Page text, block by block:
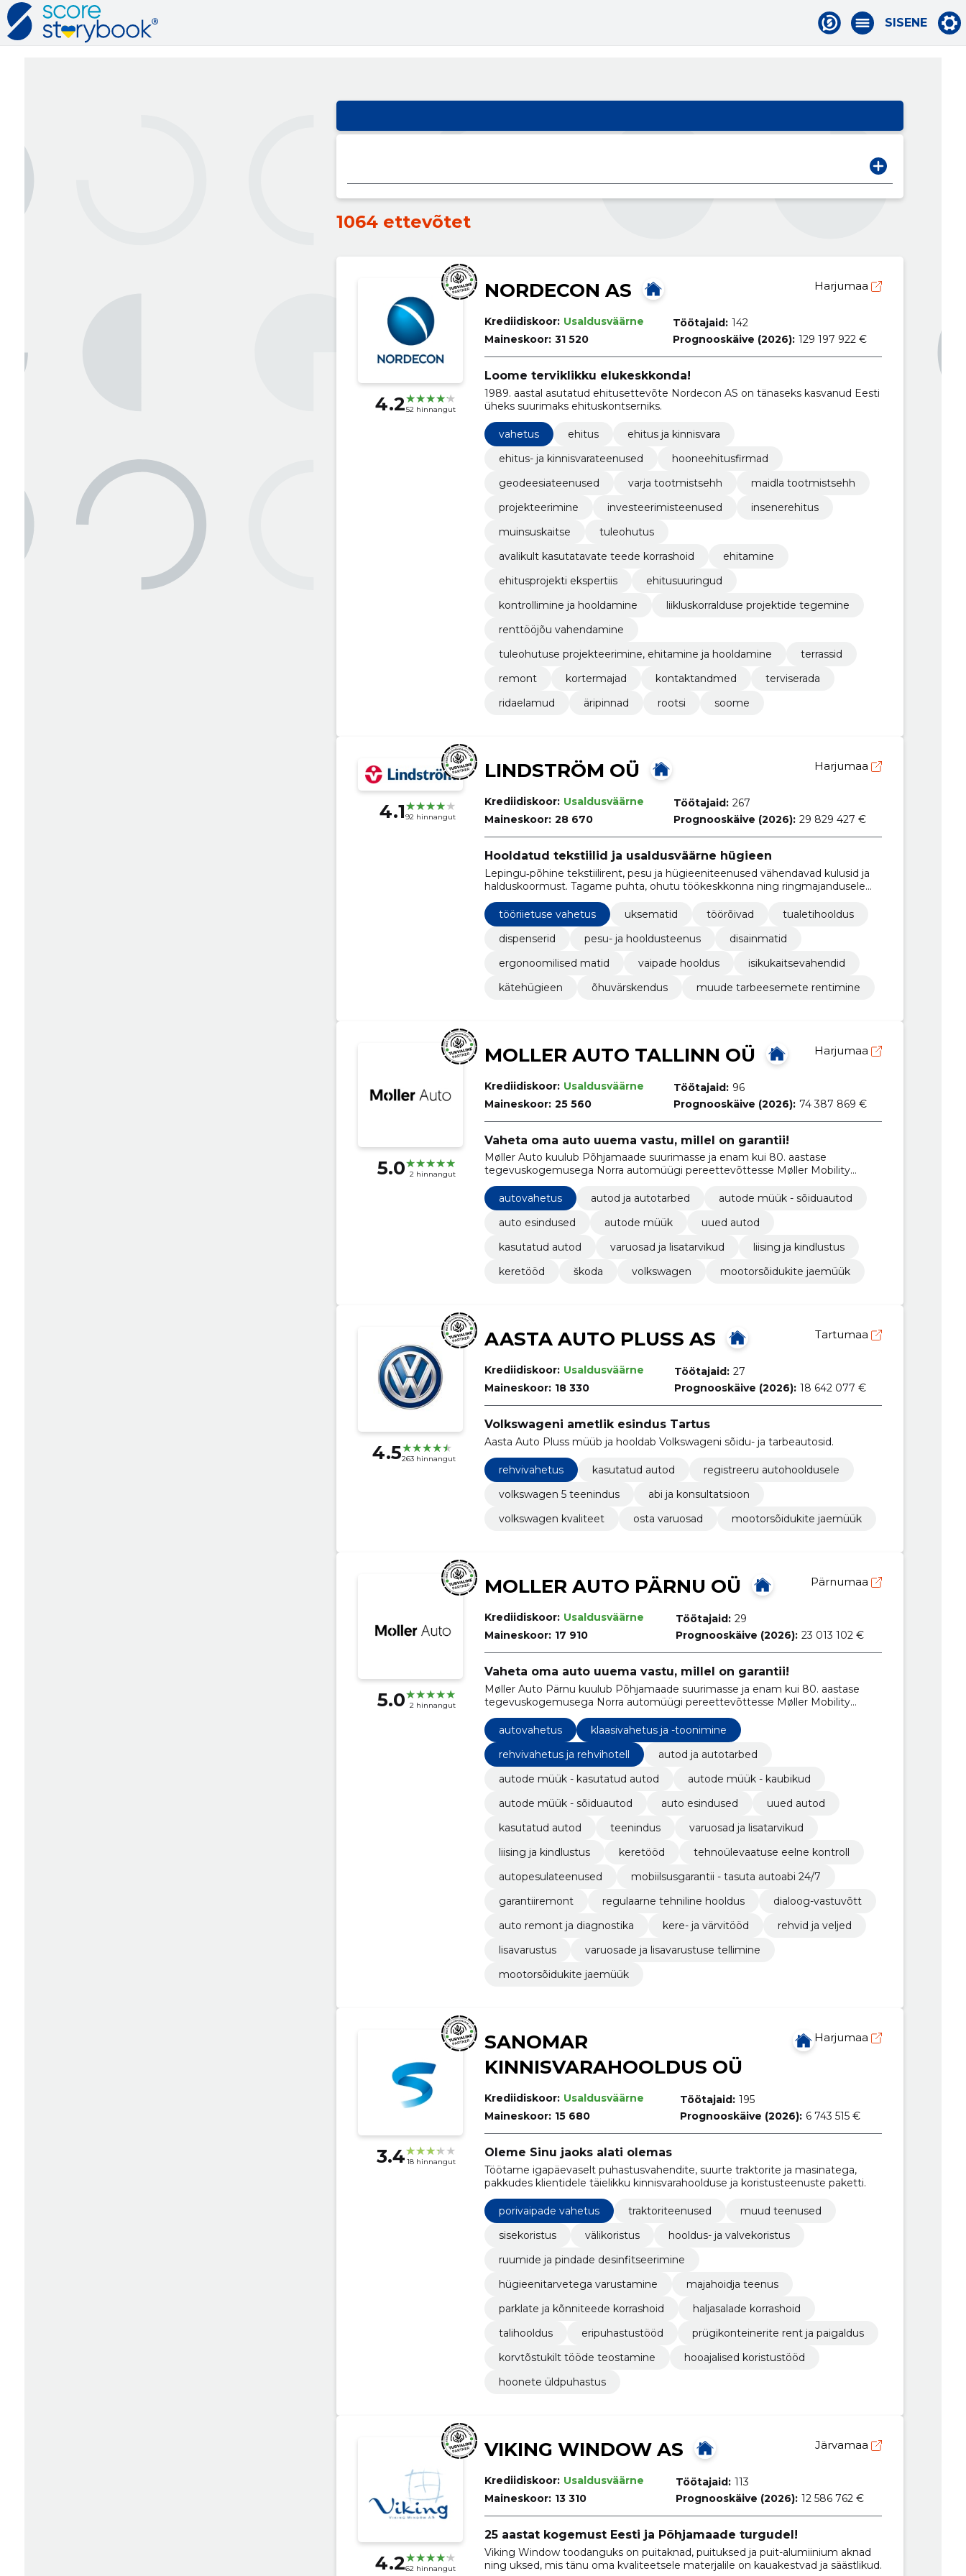
SISENE
1064 ettevõtet
4.252 hinnangut
NORDECON AS Harjumaa
Krediidiskoor: Usaldusväärne
Maineskoor: 31 520
Töötajaid: 142
Prognooskäive (2026): 129 197 922 €
Loome terviklikku elukeskkonda!
1989. aastal asutatud ehitusettevõte Nordecon AS on tänaseks kasvanud Eesti
üheks suurimaks ehituskontserniks.
vahetus ehitus
ehitus ja kinnisvara
ehitus- ja kinnisvarateenused
hooneehitusfirmad
geodeesiateenused
varja tootmistsehh
maidla tootmistsehh
projekteerimine
investeerimisteenused
insenerehitus
muinsuskaitse
tuleohutus
avalikult kasutatavate teede korrashoid
ehitamine
ehitusprojekti ekspertiis
ehitusuuringud
kontrollimine ja hooldamine
liikluskorralduse projektide tegemine
renttööjõu vahendamine
tuleohutuse projekteerimine, ehitamine ja hooldamine
terrassid
remont
kortermajad kontaktandmed
terviserada
ridaelamud
äripinnad rootsi soome
4.192 hinnangut
LINDSTRÖM OÜ Harjumaa
Krediidiskoor: Usaldusväärne
Maineskoor: 28 670
Töötajaid: 267
Prognooskäive (2026): 29 829 427 €
Hooldatud tekstiilid ja usaldusväärne hügieen
Lepingu‑põhine tekstiilirent, pesu ja hügieeniteenused vähendavad kulusid ja
halduskoormust. Tagame puhta, ohutu töökeskkonna ning ringmajandusele
tööriietuse vahetus
uksematid töörõivad
tualetihooldus
dispenserid
pesu- ja hooldusteenus
disainmatid
ergonoomilised matid
vaipade hooldus
isikukaitsevahendid
kätehügieen
õhuvärskendus muude tarbeesemete rentimine
5.0 2 hinnangut
MOLLER AUTO TALLINN OÜ Harjumaa
Krediidiskoor: Usaldusväärne
Maineskoor: 25 560
Töötajaid: 96
Prognooskäive (2026): 74 387 869 €
Vaheta oma auto uuema vastu, millel on garantii!
Møller Auto kuulub Põhjamaade suurimasse ja enam kui 80. aastase
tegevuskogemusega Norra automüügi pereettevõttesse Møller Mobility
Group.
autovahetus
autod ja autotarbed
autode müük - sõiduautod
auto esindused
autode müük
uued autod
kasutatud autod
varuosad ja lisatarvikud
liising ja kindlustus
keretööd
škoda volkswagen mootorsõidukite jaemüük
4.5263 hinnangut
AASTA AUTO PLUSS AS Tartumaa
Krediidiskoor: Usaldusväärne
Maineskoor: 18 330
Töötajaid: 27
Prognooskäive (2026): 18 642 077 €
Volkswageni ametlik esindus Tartus
Aasta Auto Pluss müüb ja hooldab Volkswageni sõidu- ja tarbeautosid.
rehvivahetus kasutatud autod
registreeru autohooldusele
volkswagen 5 teenindus
abi ja konsultatsioon
volkswagen kvaliteet
osta varuosad mootorsõidukite jaemüük
5.0 2 hinnangut
MOLLER AUTO PÄRNU OÜ Pärnumaa
Krediidiskoor: Usaldusväärne
Maineskoor: 17 910
Töötajaid: 29
Prognooskäive (2026): 23 013 102 €
Vaheta oma auto uuema vastu, millel on garantii!
Møller Auto Pärnu kuulub Põhjamaade suurimasse ja enam kui 80. aastase
tegevuskogemusega Norra automüügi pereettevõttesse Møller Mobility
Group.
autovahetus
klaasivahetus ja -toonimine
rehvivahetus ja rehvihotell
autod ja autotarbed
autode müük - kasutatud autod
autode müük - kaubikud
autode müük - sõiduautod
auto esindused
uued autod
kasutatud autod
teenindus
varuosad ja lisatarvikud
liising ja kindlustus
keretööd
tehnoülevaatuse eelne kontroll
autopesulateenused
mobiilsusgarantii - tasuta autoabi 24/7
garantiiremont
regulaarne tehniline hooldus
dialoog-vastuvõtt
auto remont ja diagnostika
kere- ja värvitööd
rehvid ja veljed
lisavarustus
varuosade ja lisavarustuse tellimine
mootorsõidukite jaemüük
3.4 18 hinnangut
SANOMAR
KINNISVARAHOOLDUS OÜ
Harjumaa
Krediidiskoor: Usaldusväärne
Maineskoor: 15 680
Töötajaid: 195
Prognooskäive (2026): 6 743 515 €
Oleme Sinu jaoks alati olemas
Töötame igapäevaselt puhastusvahendite, suurte traktorite ja masinatega,
pakkudes klientidele täielikku kinnisvarahoolduse ja koristusteenuste paketti.
porivaipade vahetus traktoriteenused
muud teenused
sisekoristus
välikoristus
hooldus- ja valvekoristus
ruumide ja pindade desinfitseerimine
hügieenitarvetega varustamine
majahoidja teenus
parklate ja kõnniteede korrashoid
haljasalade korrashoid
talihooldus
eripuhastustööd
prügikonteinerite rent ja paigaldus
korvtõstukilt tööde teostamine
hooajalised koristustööd
hoonete üldpuhastus
4.262 hinnangut
VIKING WINDOW AS Järvamaa
Krediidiskoor: Usaldusväärne
Maineskoor: 13 310
Töötajaid: 113
Prognooskäive (2026): 12 586 762 €
25 aastat kogemust Eesti ja Põhjamaade turgudel!
Viking Window toodanguks on puitaknad, puituksed ja puit-alumiinium aknad
ning uksed, mis tänu oma kvaliteetsele materjalile on kauakestvad ja säästlikud.